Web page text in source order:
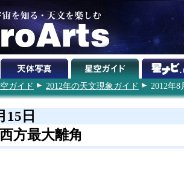
ガイド 2012年の天文現象ガイド 2012年8
15日
方最大離角